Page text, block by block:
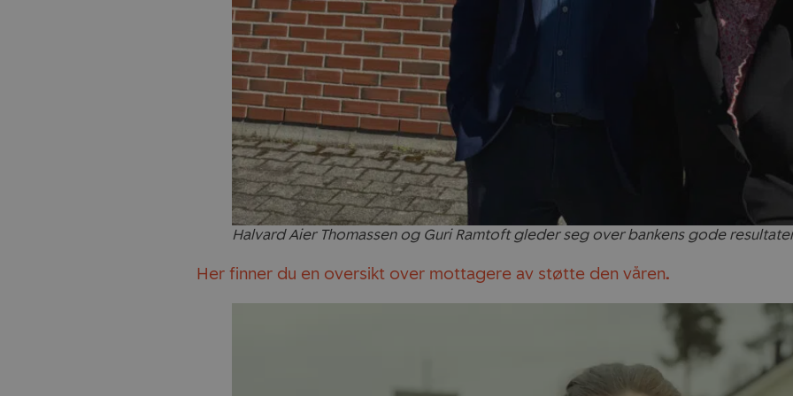
Halvard Aier Thomassen og Guri Ramtoft gleder seg over bankens gode
Her finner du en oversikt over mottagere av støtte den våren.